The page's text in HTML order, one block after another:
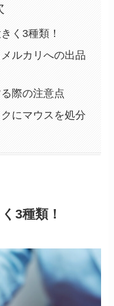
く3種類！
ルカリへの出品
際の注意点
にマウスを処分
3種類！